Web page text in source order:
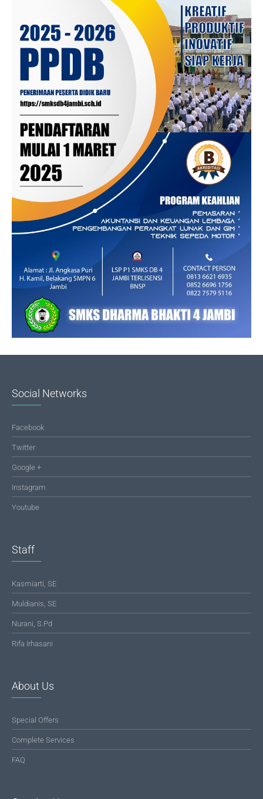
Social Networks
Facebook
Twitter
Google +
Instagram
Youtube
Staff
Kasmiarti, SE
Muldianis, SE
Nurani, S.Pd
Rifa Irhasani
About Us
Special Offers
Complete Services
FAQ